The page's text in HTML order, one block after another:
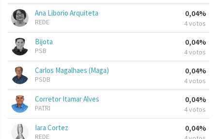
Ana Liborio Arquiteta
REDE
0,04%
4 votos
Bijota
PSB
0,04%
4 votos
Carlos Magalhaes (Maga)
PSDB
0,04%
4 votos
Corretor Itamar Alves
PATRI
0,04%
4 votos
Iara Cortez
REDE
0,04%